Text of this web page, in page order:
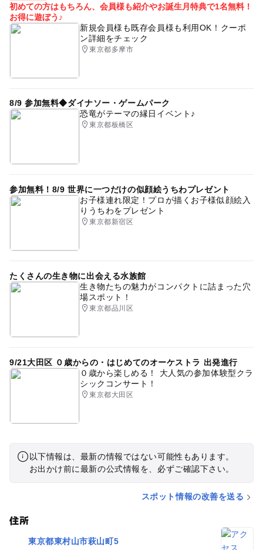
初めての方はもちろん、会員様も紹介やお誕生月特典で1名無料！
お得に遊ぼう♪
新規会員様も既存会員様も利用OK！クーポ
ン詳細をチェック
東京都多摩市
8/9 参加無料◆ダイナソー・ゲームパーク
恐竜がテーマの縁日イベント♪
東京都板橋区
参加無料！8/9 世界に一つだけの似顔絵うちわプレゼント
お子様連れ限定！プロが描くお子様似顔絵入
りうちわをプレゼント
東京都新宿区
たくさんの生き物に出会える水族館
生き物たちの魅力がコンパクトに詰まった穴
場スポット！
東京都品川区
9/21大田区 ０歳からの・はじめてのオーケストラ 出発進行
０歳から楽しめる！ 大人気の参加体験型クラ
シックコンサート！
東京都大田区
以下情報は、最新の情報ではない可能性もあります。
お出かけ前に最新の公式情報を、必ずご確認下さい。
スポット情報の改善を送る
住所
東京都東村山市萩山町5